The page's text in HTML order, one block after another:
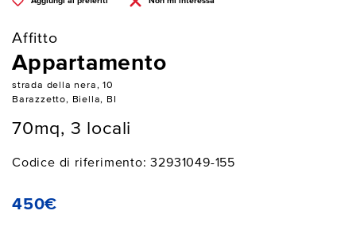
Affitto
Appartamento
strada della nera, 10
Barazzetto, Biella, BI
70mq, 3 locali
Codice di riferimento: 32931049-155
450€